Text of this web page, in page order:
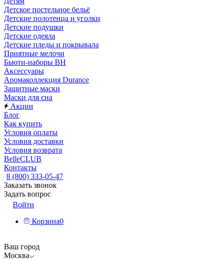
Детское постельное бельё
Детские полотенца и уголки
Детские подушки
Детские одеяла
Детские пледы и покрывала
Приятные мелочи
Бьюти-наборы ВН
Аксессуары
Аромаколлекция Durance
Защитные маски
Маски для сна
Акции
Блог
Как купить
Условия оплаты
Условия доставки
Условия возврата
BelleCLUB
Контакты
8 (800) 333-05-47
Заказать звонок
Задать вопрос
Войти
Корзина0
Ваш город
Москва